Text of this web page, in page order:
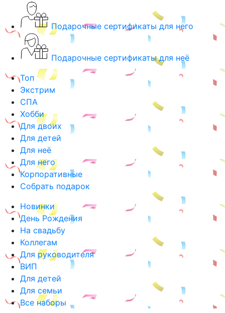
Подарочные сертификаты для него
Подарочные сертификаты для неё
Топ
Экстрим
СПА
Хобби
Для двоих
Для детей
Для неё
Для него
Корпоративные
Собрать подарок
Новинки
День Рождения
На свадьбу
Коллегам
Для руководителя
ВИП
Для детей
Для семьи
Все наборы